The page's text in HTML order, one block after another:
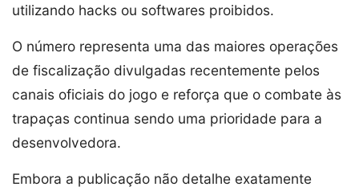
utilizando hacks ou softwares proibidos.
O número representa uma das maiores operações
de fiscalização divulgadas recentemente pelos
canais oficiais do jogo e reforça que o combate às
trapaças continua sendo uma prioridade para a
desenvolvedora.
Embora a publicação não detalhe exatamente